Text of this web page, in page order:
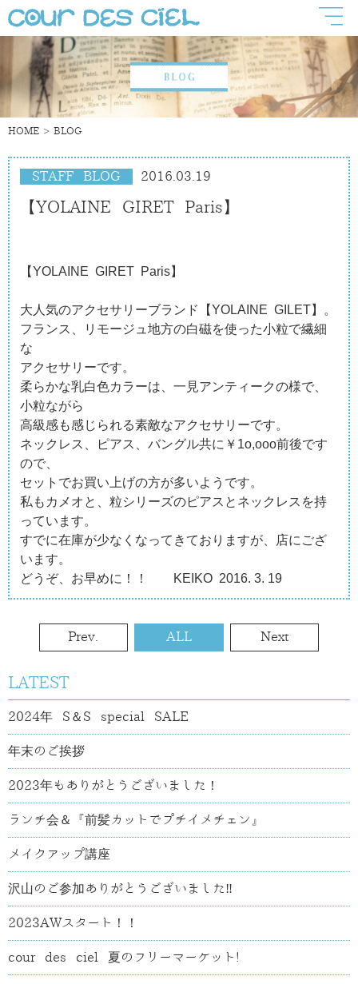
HOME BLOG
STAFF BLOG 2016.03.19
【YOLAINE GIRET Paris】
【YOLAINE GIRET Paris】
大人気のアクセサリーブランド【YOLAINE GILET】。
フランス、リモージュ地方の白磁を使った小粒で繊細
な
アクセサリーです。
柔らかな乳白色カラーは、一見アンティークの様で、
小粒ながら
高級感も感じられる素敵なアクセサリーです。
ネックレス、ピアス、バングル共に￥1o,ooo前後です
ので、
セットでお買い上げの方が多いようです。
私もカメオと、粒シリーズのピアスとネックレスを持
っています。
すでに在庫が少なくなってきておりますが、店にござ
います。
どうぞ、お早めに！！ KEIKO 2016. 3. 19
Prev. ALL Next
LATEST
2024年 S＆S special SALE
年末のご挨拶
2023年もありがとうございました！
ランチ会＆『前髪カットでプチイメチェン』
メイクアップ講座
沢山のご参加ありがとうございました‼
2023AWスタート！！
cour des ciel 夏のフリーマーケット!